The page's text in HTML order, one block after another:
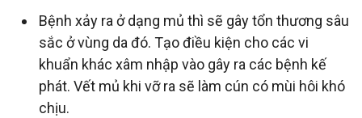
Bệnh xảy ra ở dạng mủ thì sẽ gây tổn thương sâu
sắc ở vùng da đó. Tạo điều kiện cho các vi
khuẩn khác xâm nhập vào gây ra các bệnh kế
phát. Vết mủ khi vỡ ra sẽ làm cún có mùi hôi khó
chịu.